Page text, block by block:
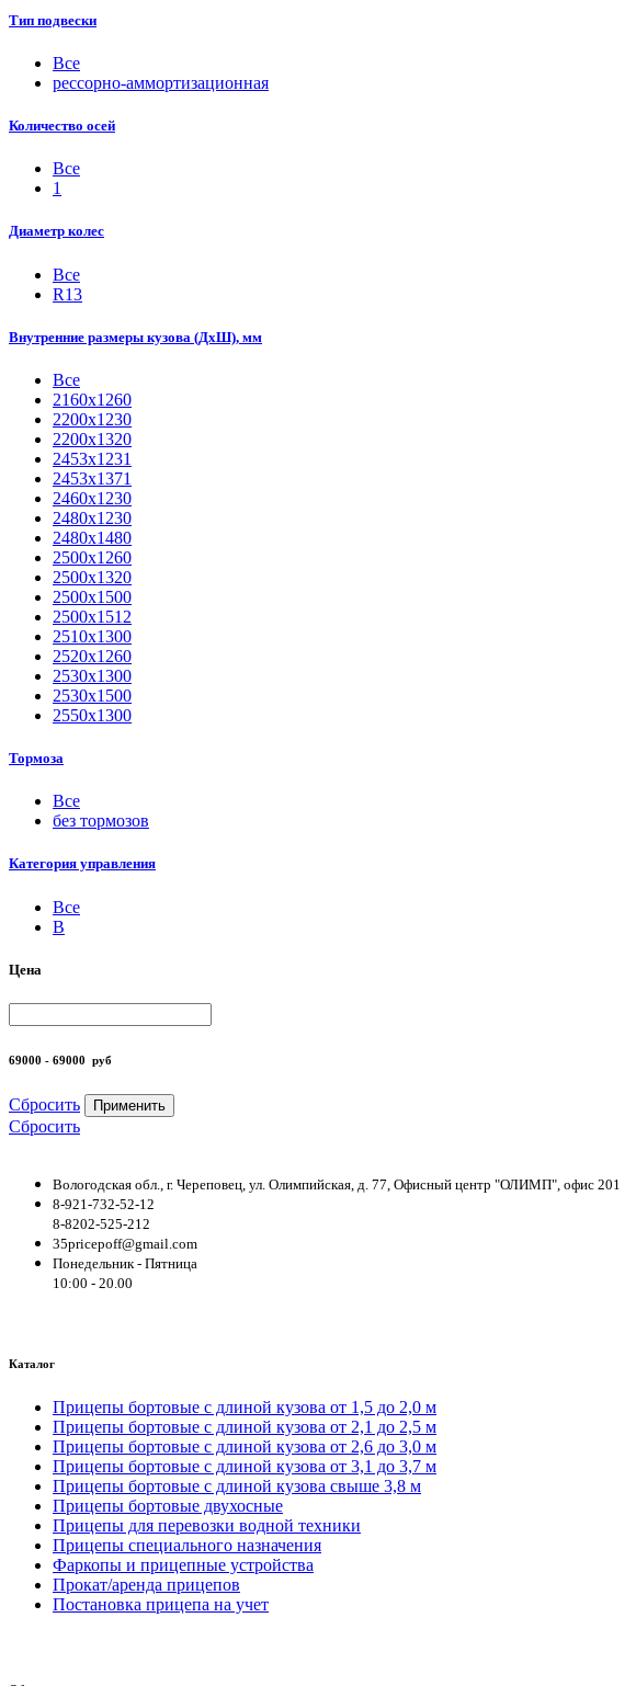
Тип подвески
Все
рессорно-аммортизационная
Количество осей
Все
1
Диаметр колес
Все
R13
Внутренние размеры кузова (ДхШ), мм
Все
2160х1260
2200х1230
2200х1320
2453х1231
2453х1371
2460х1230
2480х1230
2480х1480
2500х1260
2500х1320
2500х1500
2500х1512
2510х1300
2520х1260
2530х1300
2530х1500
2550х1300
Тормоза
Все
без тормозов
Категория управления
Все
B
Цена
69000 - 69000 руб
Сбросить Применить
Сбросить
Вологодская обл., г. Череповец, ул. Олимпийская, д. 77, Офисный центр "ОЛИМП", офис 201
8-921-732-52-12
8-8202-525-212
35pricepoff@gmail.com
Понедельник - Пятница
10:00 - 20.00
Каталог
Прицепы бортовые с длиной кузова от 1,5 до 2,0 м
Прицепы бортовые с длиной кузова от 2,1 до 2,5 м
Прицепы бортовые с длиной кузова от 2,6 до 3,0 м
Прицепы бортовые с длиной кузова от 3,1 до 3,7 м
Прицепы бортовые с длиной кузова свыше 3,8 м
Прицепы бортовые двухосные
Прицепы для перевозки водной техники
Прицепы специального назначения
Фаркопы и прицепные устройства
Прокат/аренда прицепов
Постановка прицепа на учет